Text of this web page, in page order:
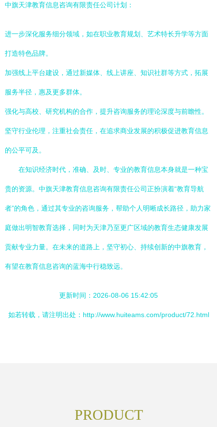
中旗天津教育信息咨询有限责任公司计划：
进一步深化服务细分领域，如在职业教育规划、艺术特长升学等方面
打造特色品牌。
加强线上平台建设，通过新媒体、线上讲座、知识社群等方式，拓展
服务半径，惠及更多群体。
强化与高校、研究机构的合作，提升咨询服务的理论深度与前瞻性。
坚守行业伦理，注重社会责任，在追求商业发展的积极促进教育信息
的公平可及。
在知识经济时代，准确、及时、专业的教育信息本身就是一种宝
贵的资源。中旗天津教育信息咨询有限责任公司正扮演着“教育导航
者”的角色，通过其专业的咨询服务，帮助个人明晰成长路径，助力家
庭做出明智教育选择，同时为天津乃至更广区域的教育生态健康发展
贡献专业力量。在未来的道路上，坚守初心、持续创新的中旗教育，
有望在教育信息咨询的蓝海中行稳致远。
更新时间：2026-08-06 15:42:05
如若转载，请注明出处：http://www.huiteams.com/product/72.html
PRODUCT